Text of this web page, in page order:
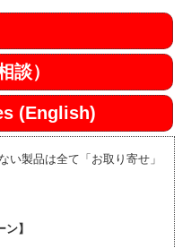
談）
(English)
い製品は全て「お取り寄せ」
】